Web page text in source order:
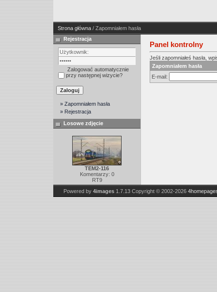
Strona główna / Zapomniałem hasła
Rejestracja
Zalogować automatycznie
przy następnej wizycie?
» Zapomniałem hasła
» Rejestracja
Losowe zdjęcie
TEM2-116
Komentarzy: 0
RT9
Panel kontrolny
Jeśli zapomniałeś hasła,
Zapomniałem hasła
E-mail:
Powered by 4images 1.7.13 Copyright © 2002-2026